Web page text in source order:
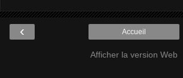
‹ Accueil
Afficher la version Web